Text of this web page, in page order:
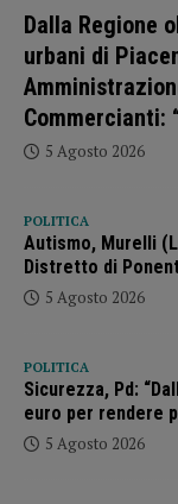
Dalla Regione
urbani di
Commercianti:
5 Agosto 2026
POLITICA
Autismo, Murelli
Distretto di
5 Agosto 2026
POLITICA
Sicurezza, Pd:
euro per rendere
5 Agosto 2026